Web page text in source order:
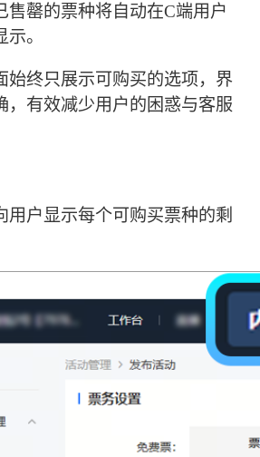
售罄的票种将自动在C端用户
。
始终只展示可购买的选项，界
，有效减少用户的困惑与客服
用户显示每个可购买票种的剩